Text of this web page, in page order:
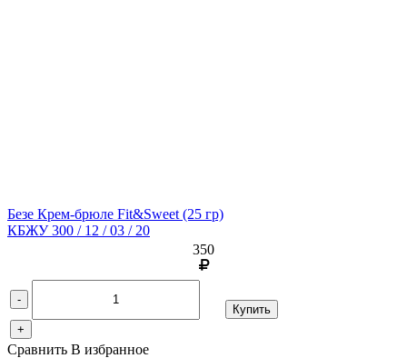
Безе Крем-брюле Fit&Sweet (25 гр)
КБЖУ 300 / 12 / 03 / 20
350
-
+
Купить
Сравнить В избранное